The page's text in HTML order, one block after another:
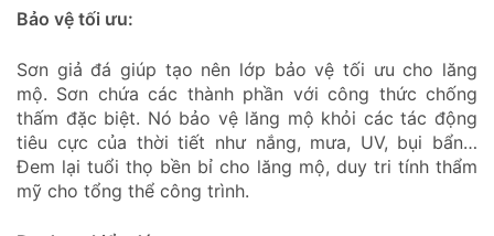
Bảo vệ tối ưu:
Sơn giả đá giúp tạo nên lớp bảo vệ tối ưu cho lăng
mộ. Sơn chứa các thành phần với công thức chống
thấm đặc biệt. Nó bảo vệ lăng mộ khỏi các tác động
tiêu cực của thời tiết như nắng, mưa, UV, bụi bẩn…
Đem lại tuổi thọ bền bỉ cho lăng mộ, duy tri tính thẩm
mỹ cho tổng thể công trình.